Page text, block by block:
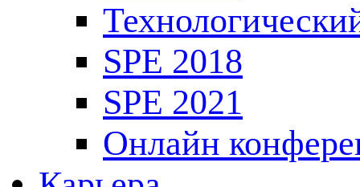
SPE 2018
SPE 2021
Онлайн